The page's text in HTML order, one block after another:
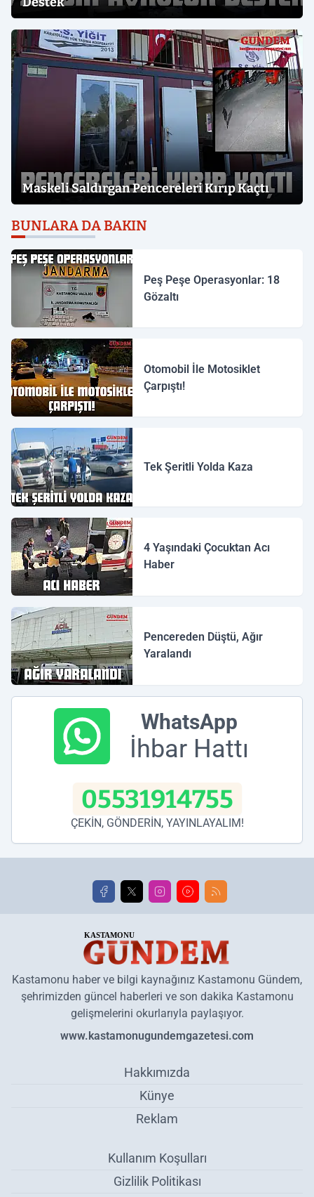
Maskeli Saldırgan Pencereleri Kırıp Kaçtı
BUNLARA DA BAKIN
Peş Peşe Operasyonlar: 18
Gözaltı
Otomobil İle Motosiklet
Çarpıştı!
Tek Şeritli Yolda Kaza
4 Yaşındaki Çocuktan Acı
Haber
Pencereden Düştü, Ağır
Yaralandı
WhatsApp
İhbar Hattı
05531914755
ÇEKİN, GÖNDERİN, YAYINLAYALIM!
Kastamonu haber ve bilgi kaynağınız Kastamonu Gündem,
şehrimizden güncel haberleri ve son dakika Kastamonu
gelişmelerini okurlarıyla paylaşıyor.
www.kastamonugundemgazetesi.com
Hakkımızda
Künye
Reklam
Kullanım Koşulları
Gizlilik Politikası